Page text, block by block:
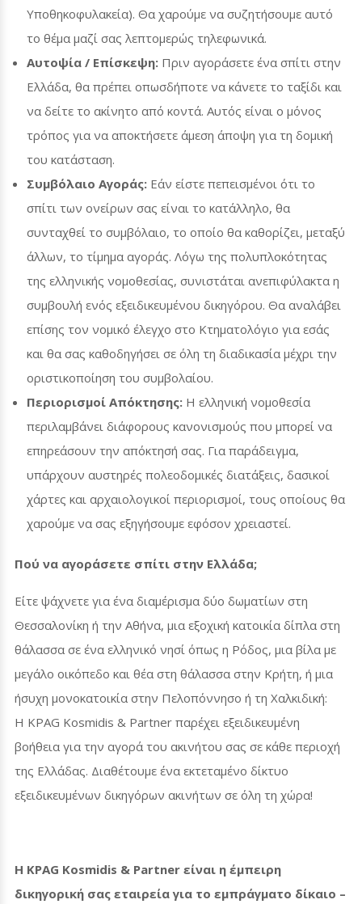
Υποθηκοφυλακεία). Θα χαρούμε να συζητήσουμε αυτό
το θέμα μαζί σας λεπτομερώς τηλεφωνικά.
Αυτοψία / Επίσκεψη: Πριν αγοράσετε ένα σπίτι στην
Ελλάδα, θα πρέπει οπωσδήποτε να κάνετε το ταξίδι και
να δείτε το ακίνητο από κοντά. Αυτός είναι ο μόνος
τρόπος για να αποκτήσετε άμεση άποψη για τη δομική
του κατάσταση.
Συμβόλαιο Αγοράς: Εάν είστε πεπεισμένοι ότι το
σπίτι των ονείρων σας είναι το κατάλληλο, θα
συνταχθεί το συμβόλαιο, το οποίο θα καθορίζει, μεταξύ
άλλων, το τίμημα αγοράς. Λόγω της πολυπλοκότητας
της ελληνικής νομοθεσίας, συνιστάται ανεπιφύλακτα η
συμβουλή ενός εξειδικευμένου δικηγόρου. Θα αναλάβει
επίσης τον νομικό έλεγχο στο Κτηματολόγιο για εσάς
και θα σας καθοδηγήσει σε όλη τη διαδικασία μέχρι την
οριστικοποίηση του συμβολαίου.
Περιορισμοί Απόκτησης: Η ελληνική νομοθεσία
περιλαμβάνει διάφορους κανονισμούς που μπορεί να
επηρεάσουν την απόκτησή σας. Για παράδειγμα,
υπάρχουν αυστηρές πολεοδομικές διατάξεις, δασικοί
χάρτες και αρχαιολογικοί περιορισμοί, τους οποίους θα
χαρούμε να σας εξηγήσουμε εφόσον χρειαστεί.
Πού να αγοράσετε σπίτι στην Ελλάδα;
Είτε ψάχνετε για ένα διαμέρισμα δύο δωματίων στη
Θεσσαλονίκη ή την Αθήνα, μια εξοχική κατοικία δίπλα στη
θάλασσα σε ένα ελληνικό νησί όπως η Ρόδος, μια βίλα με
μεγάλο οικόπεδο και θέα στη θάλασσα στην Κρήτη, ή μια
ήσυχη μονοκατοικία στην Πελοπόννησο ή τη Χαλκιδική:
Η KPAG Kosmidis & Partner παρέχει εξειδικευμένη
βοήθεια για την αγορά του ακινήτου σας σε κάθε περιοχή
της Ελλάδας. Διαθέτουμε ένα εκτεταμένο δίκτυο
εξειδικευμένων δικηγόρων ακινήτων σε όλη τη χώρα!
Η KPAG Kosmidis & Partner είναι η έμπειρη
δικηγορική σας εταιρεία για το εμπράγματο δίκαιο –